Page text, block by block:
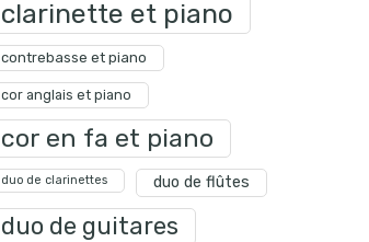
clarinette et piano
contrebasse et piano
cor anglais et piano
cor en fa et piano
duo de clarinettes duo de flûtes
duo de guitares